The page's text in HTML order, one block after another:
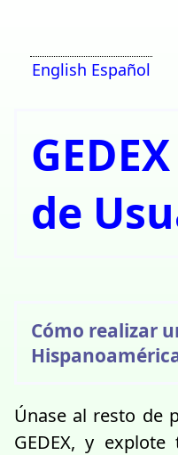
English Español
GEDEX
de
Cómo realizar
Únase al resto de
GEDEX, y